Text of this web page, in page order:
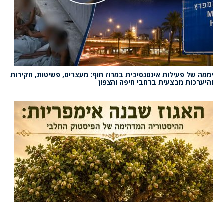
יממה של פעילות אינטנסיבית במחוז חוף: מעצרים, פשיטות, חקירות
והיערכות מבצעית ברחבי חיפה והצפון